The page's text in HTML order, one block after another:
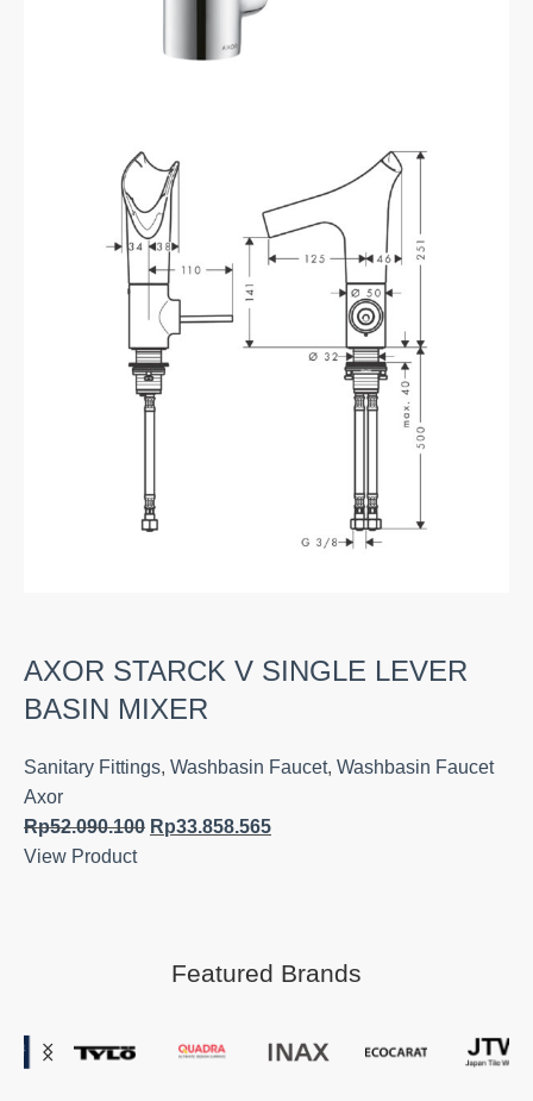
AXOR STARCK V SINGLE LEVER
BASIN MIXER
Sanitary Fittings, Washbasin Faucet, Washbasin Faucet
Axor
Rp52.090.100 Rp33.858.565
View Product
Featured Brands